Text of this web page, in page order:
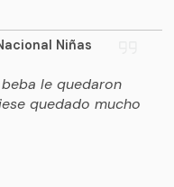
Niñas
le quedaron
quedado mucho